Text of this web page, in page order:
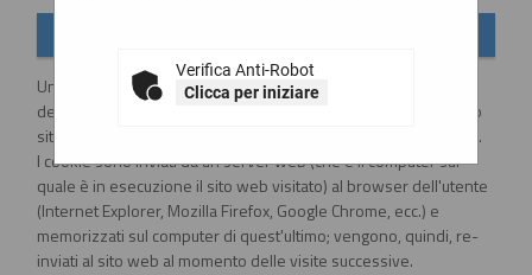
Verifica Anti-Robot
Clicca per iniziare
Un "cookie" è un piccolo file di testo creato sul computer
dell'utente al momento in cui questo accede ad un determinato
sito, con lo scopo di immagazzinare e trasportare informazioni.
I cookie sono inviati da un server web (che è il computer sul
quale è in esecuzione il sito web visitato) al browser dell'utente
(Internet Explorer, Mozilla Firefox, Google Chrome, ecc.) e
memorizzati sul computer di quest'ultimo; vengono, quindi, re-
inviati al sito web al momento delle visite successive.